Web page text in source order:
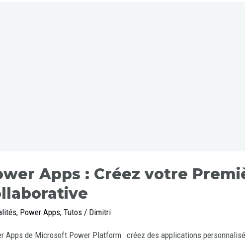
Apps : Créez votre
, Power Apps, Tutos/ Dimitri
Apps de Microsoft Power Platform : créez des applications